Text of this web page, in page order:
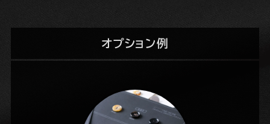
オプション例